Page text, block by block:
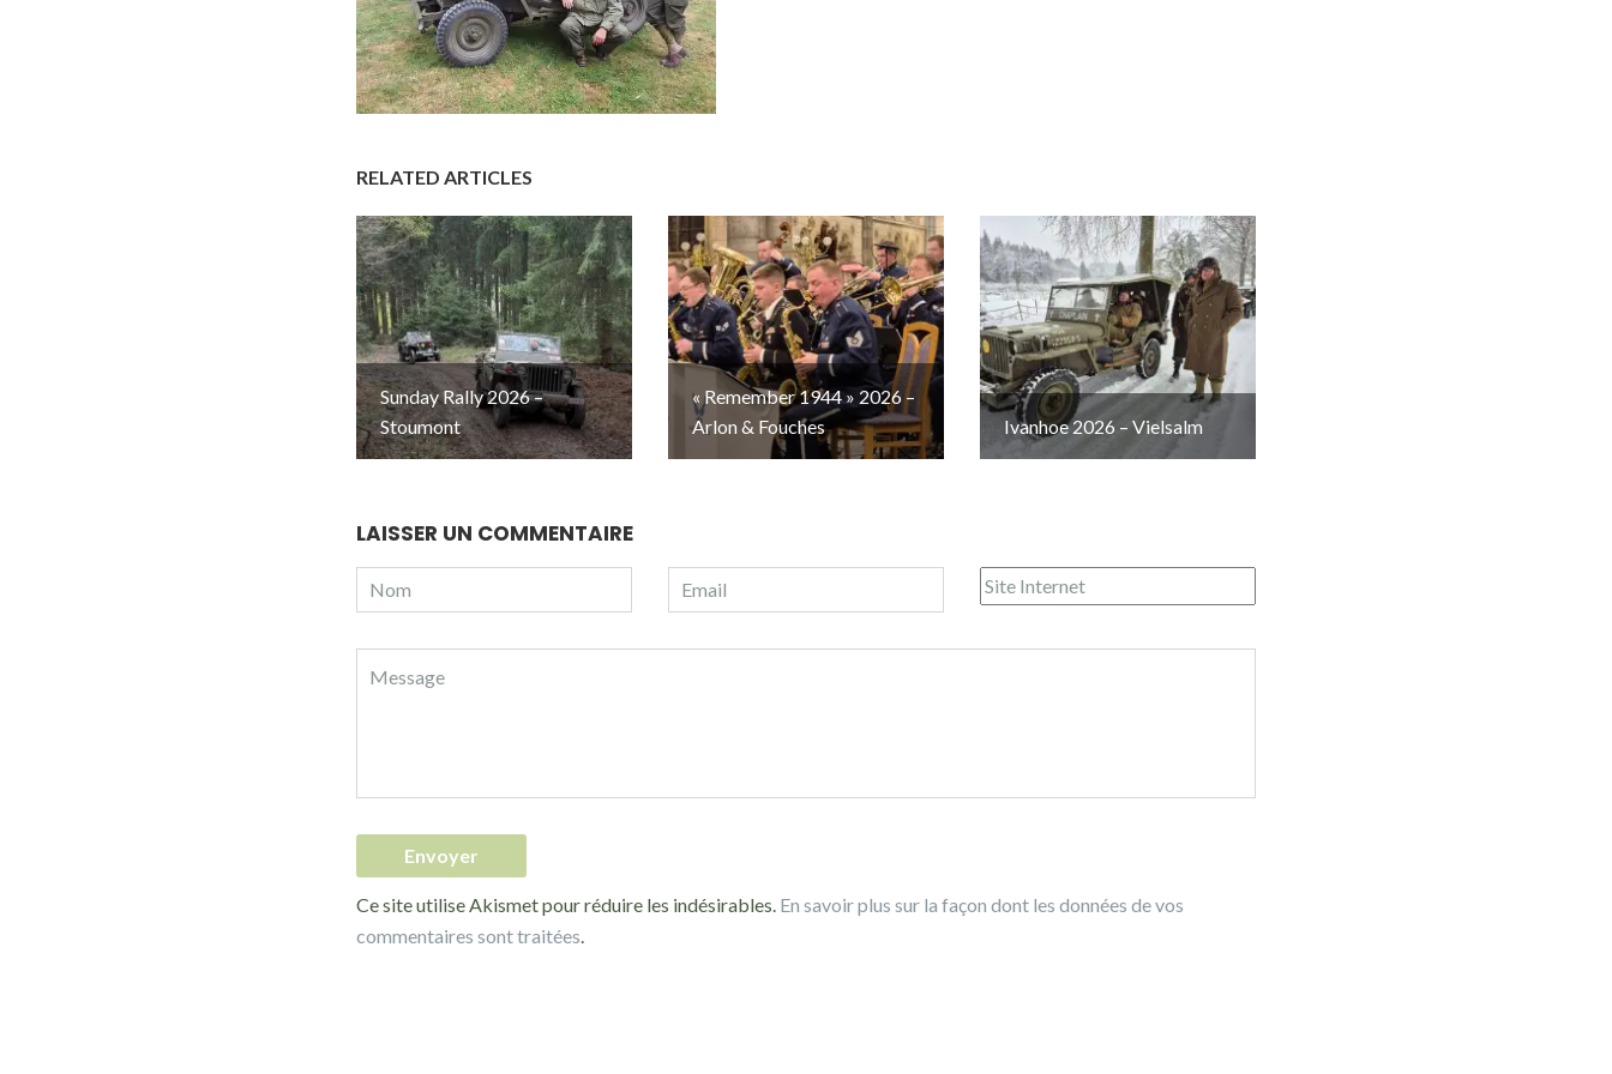
RELATED ARTICLES
Sunday Rally 2026 –
Stoumont
« Remember 1944 » 2026 –
Arlon & Fouches
Ivanhoe 2026 – Vielsalm
LAISSER UN COMMENTAIRE
Ce site utilise Akismet pour réduire les indésirables. En savoir plus sur la façon dont les données de vos
commentaires sont traitées.